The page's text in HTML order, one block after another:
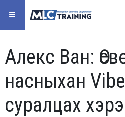
Алекс Ван:
насныхан
суралцах